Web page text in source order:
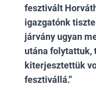
fesztivált
igazgatónk
járvány ugyan
utána folytattuk,
kiterjesztettük
fesztivállá.